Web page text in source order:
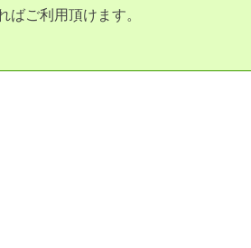
ばご利用頂けます。